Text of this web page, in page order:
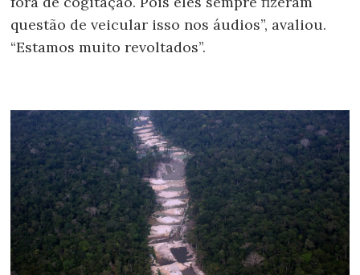
questão de veicular isso nos áudios”, avaliou.
“Estamos muito revoltados”.